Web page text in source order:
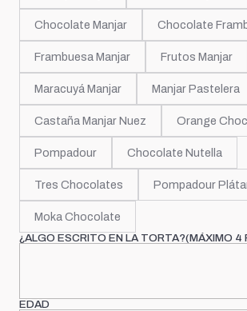
Chocolate Manjar Chocolate
Frambuesa Manjar Frutos Manjar
Maracuyá Manjar Manjar Pastelera
Castaña Manjar Nuez Orange Choc
Pompadour Chocolate Nutella
Tres Chocolates Pompadour
Moka Chocolate
¿ALGO ESCRITO EN LA TORTA?(MÁXIMO 4
EDAD